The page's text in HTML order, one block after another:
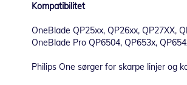
Kompatibilitet
OneBlade QP25xx, QP26xx, QP27XX,
OneBlade Pro QP6504, QP653x,
Philips One sørger for skarpe linjer og